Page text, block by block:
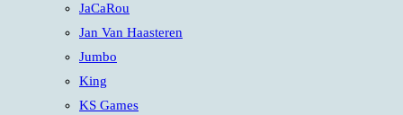
JaCaRou
Jan Van Haasteren
Jumbo
King
KS Games